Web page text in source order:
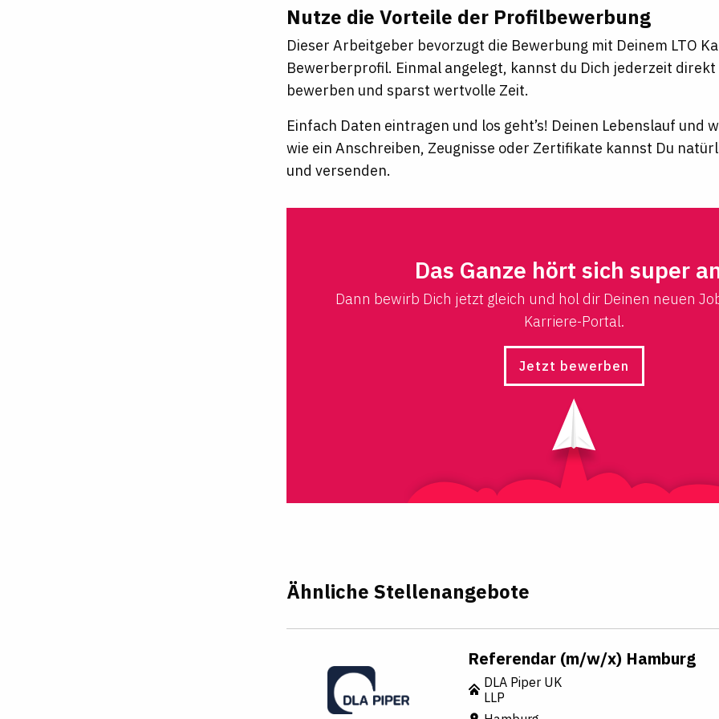
Nutze die Vorteile der Profilbewerbung
Dieser Arbeitgeber bevorzugt die Bewerbung mit Deinem LTO
Bewerberprofil. Einmal angelegt, kannst du Dich jederzeit direkt
bewerben und sparst wertvolle Zeit.
Einfach Daten eintragen und los geht’s! Deinen Lebenslauf und
wie ein Anschreiben, Zeugnisse oder Zertifikate kannst Du
und versenden.
Das Ganze hört sich super
Dann bewirb Dich jetzt gleich und hol dir Deinen neuen
Karriere-Portal.
Jetzt bewerben
Ähnliche Stellenangebote
Referendar (m/w/x) Hamburg
DLA Piper UK
LLP